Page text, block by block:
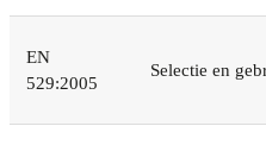
EN
529:2005
Selectie en